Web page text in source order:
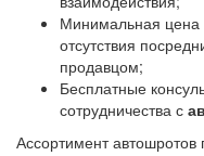
Минимальная цена
отсутствия
продавцом;
Бесплатные
сотрудничества с
Ассортимент автошротов